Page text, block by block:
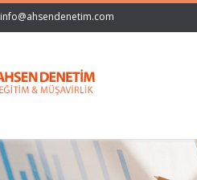
info@ahsendenetim.com